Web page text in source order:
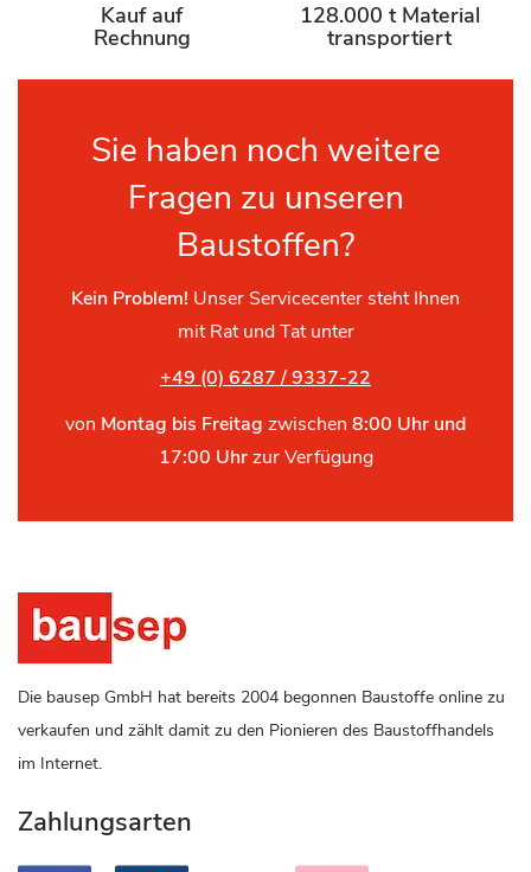
Kauf auf
Rechnung
128.000 t Material
transportiert
Sie haben noch weitere
Fragen zu unseren
Baustoffen?
Kein Problem! Unser Servicecenter steht Ihnen
mit Rat und Tat unter
+49 (0) 6287 / 9337-22
von Montag bis Freitag zwischen 8:00 Uhr und
17:00 Uhrzur Verfügung
Die bausep GmbH hat bereits 2004 begonnen Baustoffe online zu
verkaufen und zählt damit zu den Pionieren des Baustoffhandels
im Internet.
Zahlungsarten